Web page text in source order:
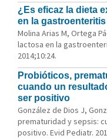
¿Es eficaz la dieta
en la
Molina Arias M, Ortega
lactosa en la
2014;10:24.
Probióticos,
cuando un
ser positivo
González de Dios J,
prematuridad y sepsis:
positivo. Evid Pediatr.